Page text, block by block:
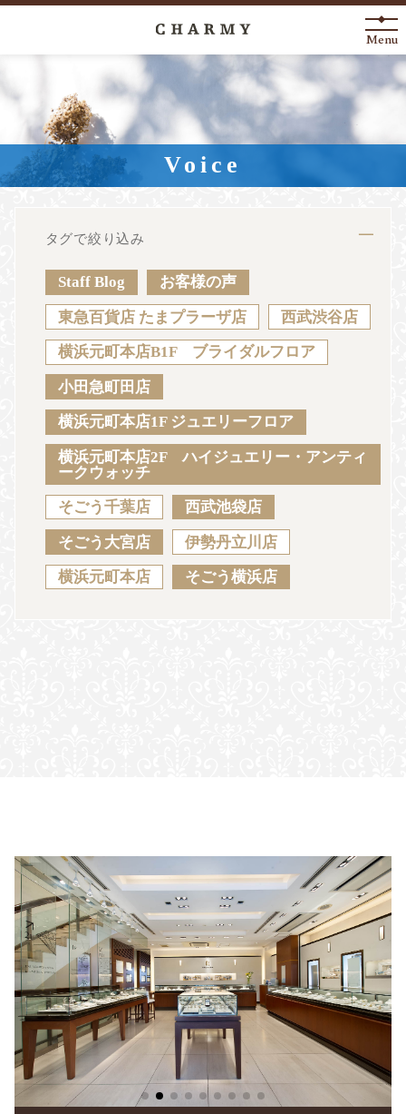
New Arrival
About
Engagement Ring
Anniversary
News Blog
Sustainability Voice Catalog
JA EN CH KO
Menu
Voice
タグで絞り込み
Staff Blog お客様の声
東急百貨店 たまプラーザ店 西武渋谷店
横浜元町本店B1F ブライダルフロア
小田急町田店
横浜元町本店1F ジュエリーフロア
横浜元町本店2F ハイジュエリー・アンティ
ークウォッチ
そごう千葉店 西武池袋店
そごう大宮店 伊勢丹立川店
横浜元町本店 そごう横浜店